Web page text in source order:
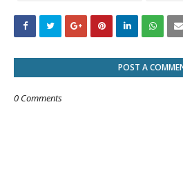
POST A
0 Comments